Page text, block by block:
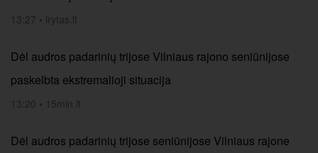
13:27 • lrytas.lt
Dėl audros padarinių trijose Vilniaus rajono seniūnijose
paskelbta ekstremalioji situacija
13:20 • 15min.lt
Dėl audros padarinių trijose seniūnijose Vilniaus rajone